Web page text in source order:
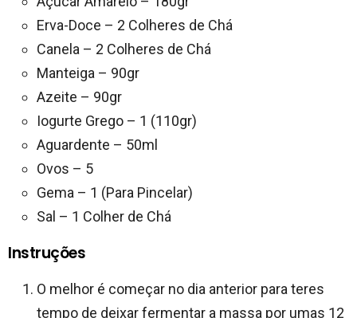
Erva-Doce – 2 Colheres de Chá
Canela – 2 Colheres de Chá
Manteiga – 90gr
Azeite – 90gr
Iogurte Grego – 1 (110gr)
Aguardente – 50ml
Ovos – 5
Gema – 1 (Para Pincelar)
Sal – 1 Colher de Chá
Instruções
O melhor é começar no dia anterior para teres
tempo de deixar fermentar a massa por umas 12